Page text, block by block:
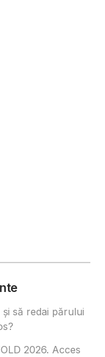
să redai părului
2026. Acces